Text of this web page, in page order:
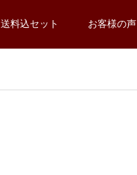
送料込セット お客様の声